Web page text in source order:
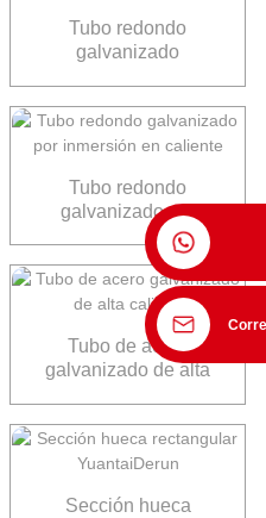
edificación.
Tubo redondo
galvanizado
Tubo redondo
galvanizado por
inmersión en caliente
Tubo de acero
galvanizado de alta
Sección hueca